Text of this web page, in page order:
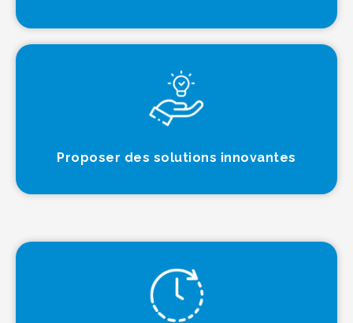
Proposer des solutions innovantes